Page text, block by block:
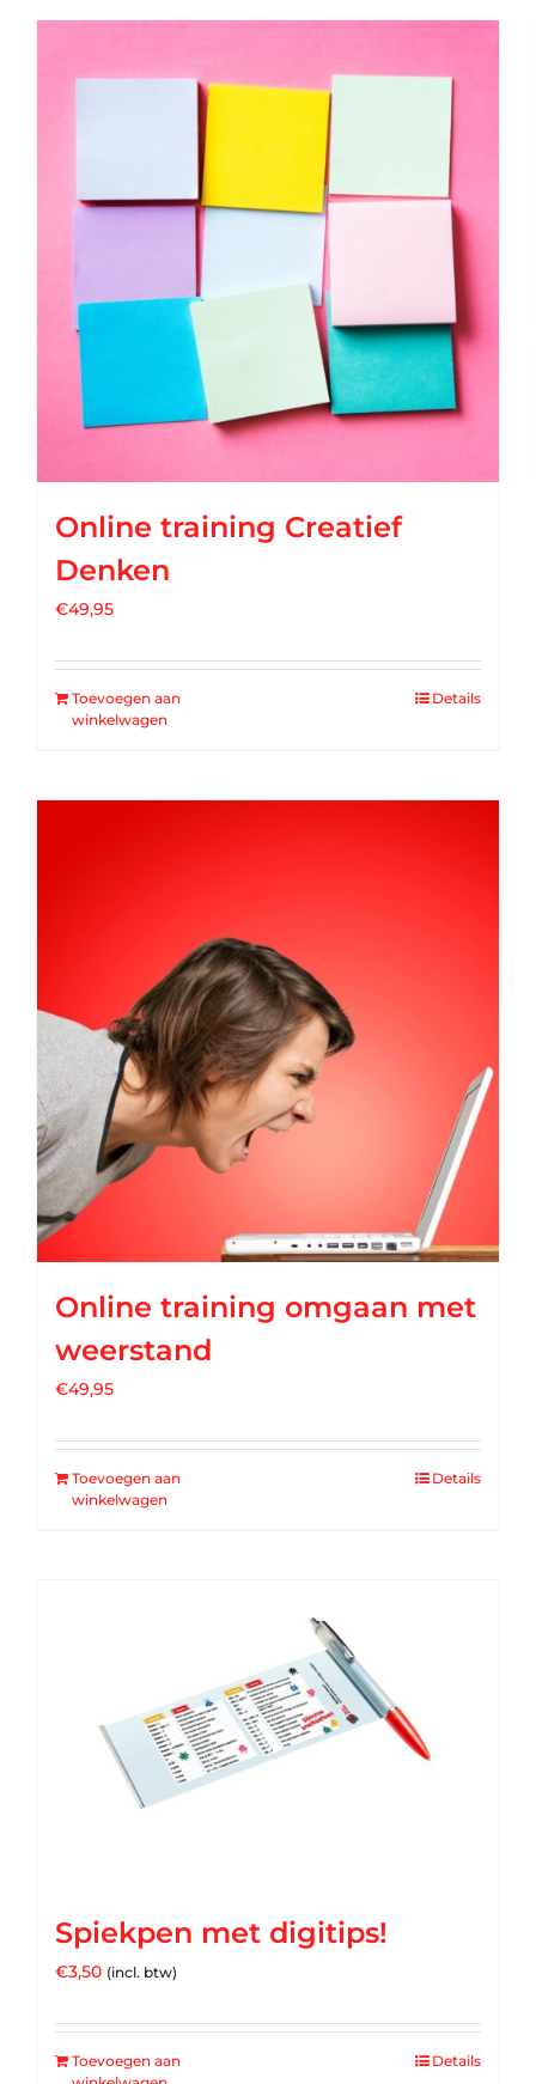
Online training Creatief
Denken
€49,95
Toevoegen aan
winkelwagen
Details
Online training omgaan met
weerstand
€49,95
Toevoegen aan
winkelwagen
Details
Spiekpen met digitips!
€3,50 (incl. btw)
Toevoegen aan
Details